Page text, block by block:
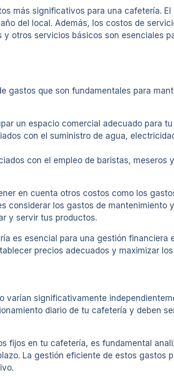
más significativos para una cafetería.
del local. Además, los costos de
otros servicios básicos son esenciales
gastos que son fundamentales para
un espacio comercial adecuado para
con el suministro de agua,
con el empleo de baristas,
en cuenta otros costos como los
considerar los gastos de mantenimiento
y servir tus productos.
es esencial para una gestión
precios adecuados y maximizar
varían significativamente
diario de tu cafetería y deben
fijos en tu cafetería, es fundamental
La gestión eficiente de estos gastos